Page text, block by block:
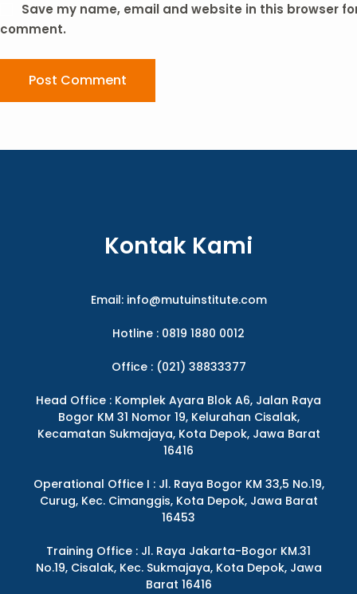
Save my name, email and website in this browser
comment.
Post Comment
Kontak Kami
Email: info@mutuinstitute.com
Hotline : 0819 1880 0012
Office : (021) 38833377
Head Office : Komplek Ayara Blok A6, Jalan Raya
Bogor KM 31 Nomor 19, Kelurahan Cisalak,
Kecamatan Sukmajaya, Kota Depok, Jawa Barat
16416
Operational Office I : Jl. Raya Bogor KM 33,5 No.19,
Curug, Kec. Cimanggis, Kota Depok, Jawa Barat
16453
Training Office : Jl. Raya Jakarta-Bogor KM.31
No.19, Cisalak, Kec. Sukmajaya, Kota Depok, Jawa
Barat 16416